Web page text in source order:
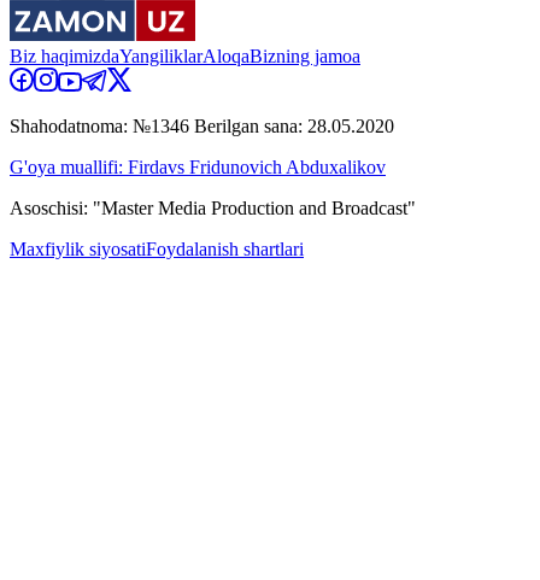
Biz haqimizdaYangiliklarAloqaBizning jamoa
Shahodatnoma: №1346 Berilgan sana: 28.05.2020
G'oya muallifi: Firdavs Fridunovich Abduxalikov
Asoschisi: "Master Media Production and Broadcast"
Maxfiylik siyosatiFoydalanish shartlari